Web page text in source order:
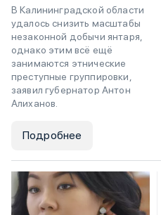
В Калининградской области
удалось снизить масштабы
незаконной добычи янтаря,
однако этим всё ещё
занимаются этнические
преступные группировки,
заявил губернатор Антон
Алиханов.
Подробнее